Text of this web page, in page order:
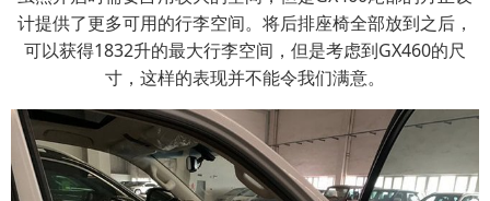
计提供了更多可用的行李空间。将后排座椅全部放到之后，
可以获得1832升的最大行李空间，但是考虑到GX460的尺
寸，这样的表现并不能令我们满意。